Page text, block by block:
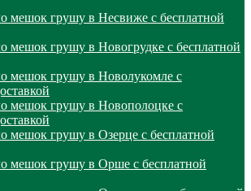
мешок грушу в Несвиже с бесплатной
мешок грушу в Новогрудке с бесплатной
мешок грушу в Новолукомле с
мешок грушу в Новополоцке с
мешок грушу в Озерце с бесплатной
мешок грушу в Орше с бесплатной